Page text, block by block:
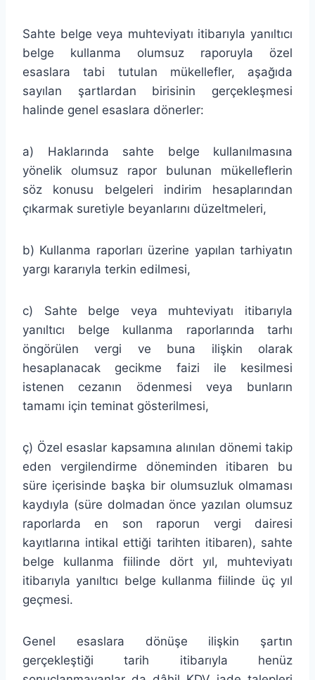
Sahte belge veya muhteviyatı itibarıyla yanıltıcı
belge kullanma olumsuz raporuyla özel
esaslara tabi tutulan mükellefler, aşağıda
sayılan şartlardan birisinin gerçekleşmesi
halinde genel esaslara dönerler:
a) Haklarında sahte belge kullanılmasına
yönelik olumsuz rapor bulunan mükelleflerin
söz konusu belgeleri indirim hesaplarından
çıkarmak suretiyle beyanlarını düzeltmeleri,
b) Kullanma raporları üzerine yapılan tarhiyatın
yargı kararıyla terkin edilmesi,
c) Sahte belge veya muhteviyatı itibarıyla
yanıltıcı belge kullanma raporlarında tarhı
öngörülen vergi ve buna ilişkin olarak
hesaplanacak gecikme faizi ile kesilmesi
istenen cezanın ödenmesi veya bunların
tamamı için teminat gösterilmesi,
ç) Özel esaslar kapsamına alınılan dönemi takip
eden vergilendirme döneminden itibaren bu
süre içerisinde başka bir olumsuzluk olmaması
kaydıyla (süre dolmadan önce yazılan olumsuz
raporlarda en son raporun vergi dairesi
kayıtlarına intikal ettiği tarihten itibaren), sahte
belge kullanma fiilinde dört yıl, muhteviyatı
itibarıyla yanıltıcı belge kullanma fiilinde üç yıl
geçmesi.
Genel esaslara dönüşe ilişkin şartın
gerçekleştiği tarih itibarıyla henüz